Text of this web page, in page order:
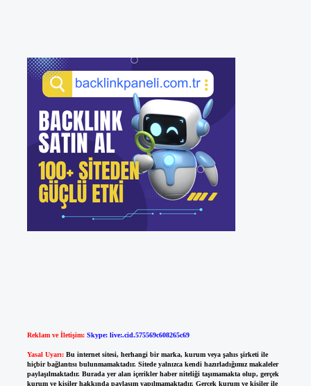
Reklam ve İletişim: Skype: live:.cid.575569c608265c69
Yasal Uyarı: Bu internet sitesi, herhangi bir marka, kurum veya şahıs şirketi ile
hiçbir bağlantısı bulunmamaktadır. Sitede yalnızca kendi hazırladığımız makaleler
paylaşılmaktadır. Burada yer alan içerikler haber niteliği taşımamakta olup, gerçek
kurum ve kişiler hakkında paylaşım yapılmamaktadır. Gerçek kurum ve kişiler ile